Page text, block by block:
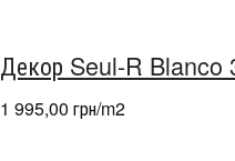
Декор Seul-R
1 995,00 грн/m2